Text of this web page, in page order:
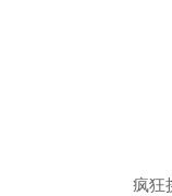
疯狂